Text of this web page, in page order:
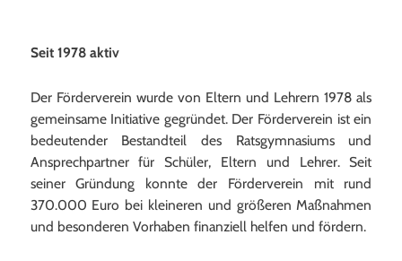
Seit 1978 aktiv
Der Förderverein wurde von Eltern und Lehrern 1978 als
gemeinsame Initiative gegründet. Der Förderverein ist ein
bedeutender Bestandteil des Ratsgymnasiums und
Ansprechpartner für Schüler, Eltern und Lehrer. Seit
seiner Gründung konnte der Förderverein mit rund
370.000 Euro bei kleineren und größeren Maßnahmen
und besonderen Vorhaben finanziell helfen und fördern.